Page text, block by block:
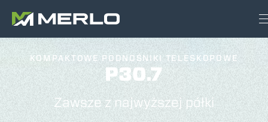
KOMPAKTOWE PODNOŚNIKI TELESKOPOWE
P30.7
Zawsze z najwyższej półki